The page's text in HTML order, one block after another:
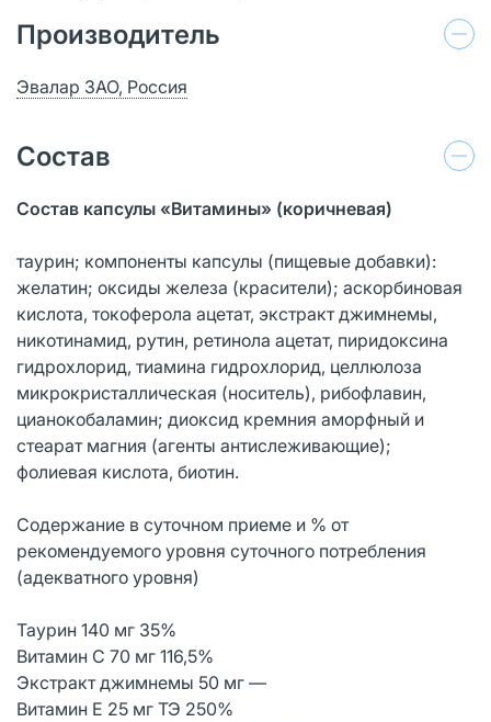
Производитель
Эвалар ЗАО, Россия
Состав
Состав капсулы «Витамины» (коричневая)
таурин; компоненты капсулы (пищевые добавки):
желатин; оксиды железа (красители); аскорбиновая
кислота, токоферола ацетат, экстракт джимнемы,
никотинамид, рутин, ретинола ацетат, пиридоксина
гидрохлорид, тиамина гидрохлорид, целлюлоза
микрокристаллическая (носитель), рибофлавин,
цианокобаламин; диоксид кремния аморфный и
стеарат магния (агенты антислеживающие);
фолиевая кислота, биотин.
Содержание в суточном приеме и % от
рекомендуемого уровня суточного потребления
(адекватного уровня)
Таурин 140 мг 35%
Витамин C 70 мг 116,5%
Экстракт джимнемы 50 мг —
Витамин E 25 мг ТЭ 250%